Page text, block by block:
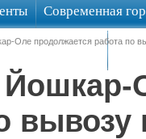
Современная
обсуждения
Оле продолжается работа по
вывозу